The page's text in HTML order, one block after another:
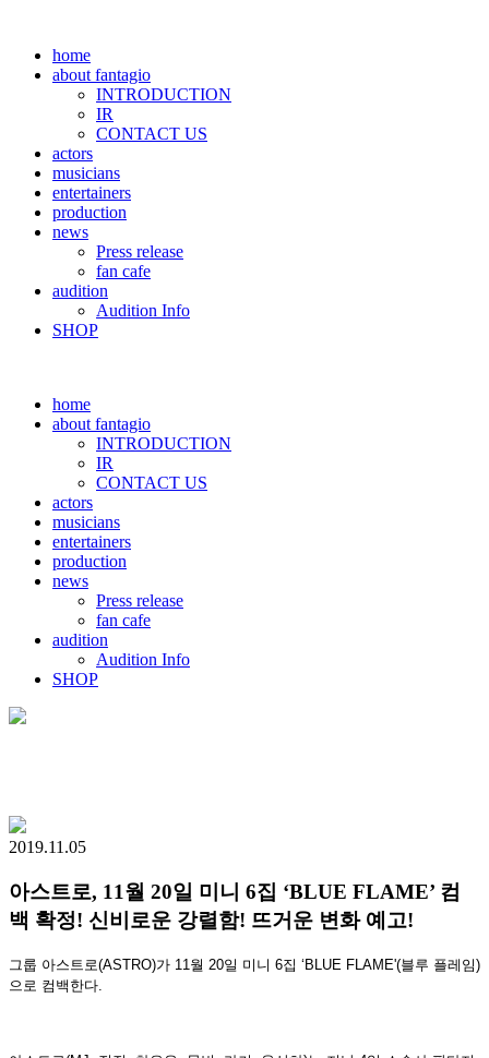
home
about fantagio
INTRODUCTION
IR
CONTACT US
actors
musicians
entertainers
production
news
Press release
fan cafe
audition
Audition Info
SHOP
home
about fantagio
INTRODUCTION
IR
CONTACT US
actors
musicians
entertainers
production
news
Press release
fan cafe
audition
Audition Info
SHOP
2019.11.05
아스트로, 11월 20일 미니 6집 ‘BLUE FLAME’ 컴
백 확정! 신비로운 강렬함! 뜨거운 변화 예고!
그룹 아스트로(ASTRO)가 11월 20일 미니 6집 ‘BLUE FLAME'(블루 플레임)
으로 컴백한다.